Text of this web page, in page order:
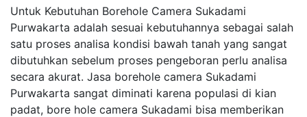
Untuk Kebutuhan Borehole Camera Sukadami
Purwakarta adalah sesuai kebutuhannya sebagai salah
satu proses analisa kondisi bawah tanah yang sangat
dibutuhkan sebelum proses pengeboran perlu analisa
secara akurat. Jasa borehole camera Sukadami
Purwakarta sangat diminati karena populasi di kian
padat, bore hole camera Sukadami bisa memberikan